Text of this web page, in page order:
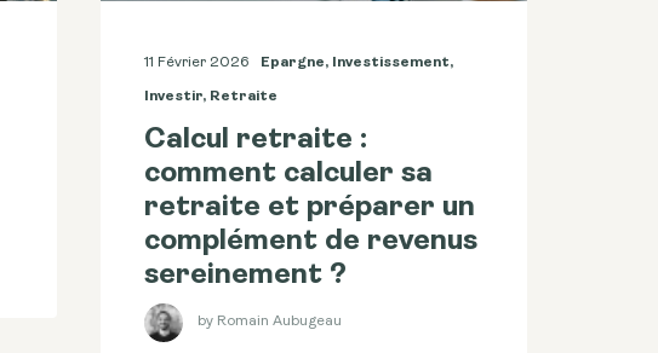
11 Février 2026 Epargne, Investissement,
Investir, Retraite
Calcul retraite :
comment calculer sa
retraite et préparer un
complément de revenus
sereinement ?
by Romain Aubugeau